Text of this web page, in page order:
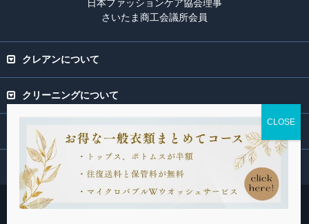
日本ファッションケア協会理事
さいたま商工会議所会員
クレアンについて
クリーニングについて
専門ページ
関連サービス
Copyright(C) 2015-2026 Claire Une. All rights Reserved.